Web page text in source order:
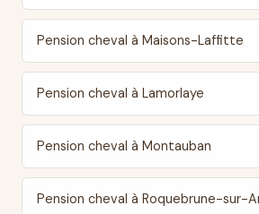
Pension cheval à Maisons-Laffitte
Pension cheval à Lamorlaye
Pension cheval à Montauban
Pension cheval à Roquebrune-sur-